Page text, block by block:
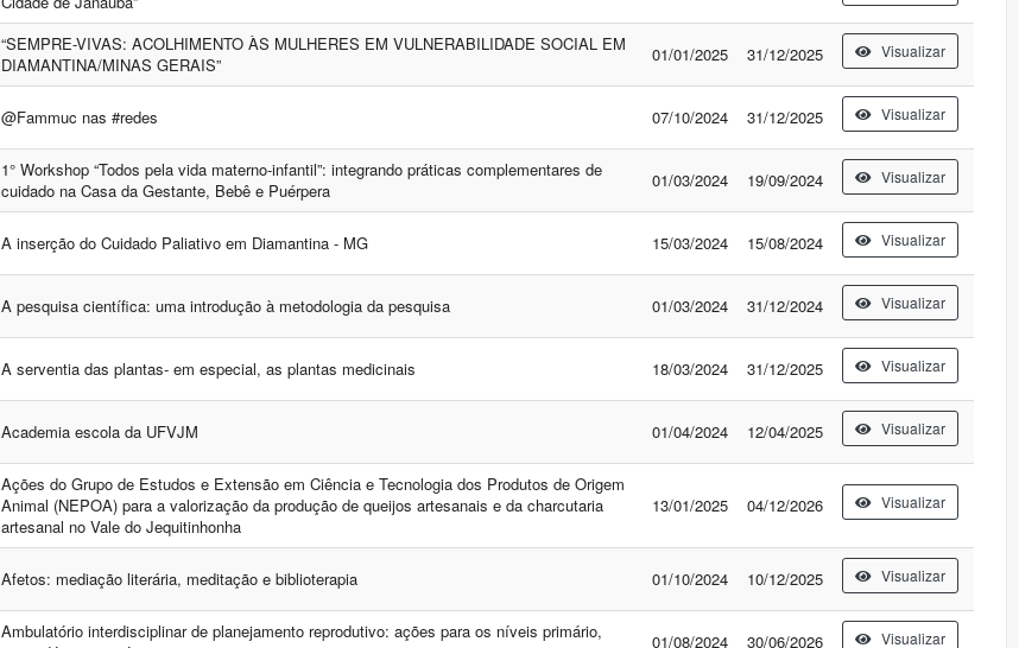
“SEMPRE-VIVAS: ACOLHIMENTO ÀS MULHERES EM VULNERABILIDADE SOCIAL EM
DIAMANTINA/MINAS GERAIS”
01/01/2025 31/12/2025 Visualizar
@Fammuc nas #redes 07/10/2024 31/12/2025 Visualizar
1° Workshop “Todos pela vida materno-infantil”: integrando práticas complementares de
cuidado na Casa da Gestante, Bebê e Puérpera
01/03/2024 19/09/2024 Visualizar
A inserção do Cuidado Paliativo em Diamantina - MG 15/03/2024 15/08/2024 Visualizar
A pesquisa científica: uma introdução à metodologia da pesquisa 01/03/2024 31/12/2024 Visualizar
A serventia das plantas- em especial, as plantas medicinais 18/03/2024 31/12/2025 Visualizar
Academia escola da UFVJM 01/04/2024 12/04/2025 Visualizar
Ações do Grupo de Estudos e Extensão em Ciência e Tecnologia dos Produtos de Origem
Animal (NEPOA) para a valorização da produção de queijos artesanais e da charcutaria
artesanal no Vale do Jequitinhonha
13/01/2025 04/12/2026 Visualizar
Afetos: mediação literária, meditação e biblioterapia 01/10/2024 10/12/2025 Visualizar
Ambulatório interdisciplinar de planejamento reprodutivo: ações para os níveis primário,
01/08/2024 30/06/2026 Visualizar